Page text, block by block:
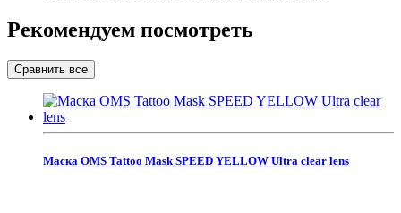
Рекомендуем посмотреть
Маска OMS Tattoo Mask SPEED YELLOW Ultra clear lens